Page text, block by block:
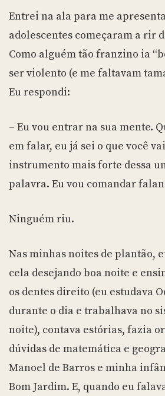
Entrei na ala para me
adolescentes começaram a rir
Como alguém tão franzino ia
ser violento (e me faltavam
Eu respondi:
– Eu vou entrar na sua mente.
em falar, eu já sei o que você
instrumento mais forte dessa
palavra. Eu vou comandar
Ninguém riu.
Nas minhas noites de plantão,
cela desejando boa noite e
os dentes direito (eu estudava
durante o dia e trabalhava no
noite), contava estórias, fazia
dúvidas de matemática e
Manoel de Barros e minha
Bom Jardim. E, quando eu